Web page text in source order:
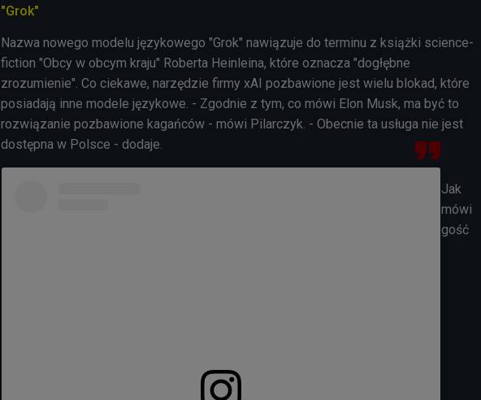
"Grok"
Nazwa nowego modelu językowego "Grok" nawiązuje do terminu z książki science-
fiction "Obcy w obcym kraju" Roberta Heinleina, które oznacza "dogłębne
zrozumienie". Co ciekawe, narzędzie firmy xAI pozbawione jest wielu blokad, które
posiadają inne modele językowe. - Zgodnie z tym, co mówi Elon Musk, ma być to
rozwiązanie pozbawione kagańców - mówi Pilarczyk. - Obecnie ta usługa nie jest
dostępna w Polsce - dodaje.
Jak
mówi
gość